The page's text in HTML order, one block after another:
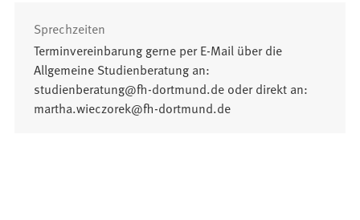
Sprechzeiten
Terminvereinbarung gerne per E-Mail über die
Allgemeine Studienberatung an:
studienberatung@fh-dortmund.de oder direkt an:
martha.wieczorek@fh-dortmund.de